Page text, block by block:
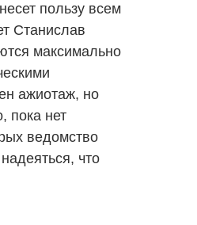
пользу всем
Станислав
максимально
ажиотаж, но
пока нет
ведомство
что